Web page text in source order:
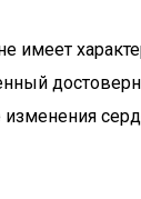
имеет